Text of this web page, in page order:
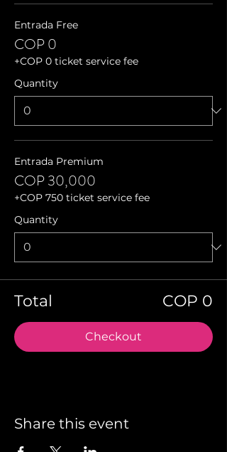
Entrada Free
COP 0
+COP 0 ticket service fee
Quantity
Entrada Premium
COP 30,000
+COP 750 ticket service fee
Quantity
Total COP 0
Checkout
Share this event